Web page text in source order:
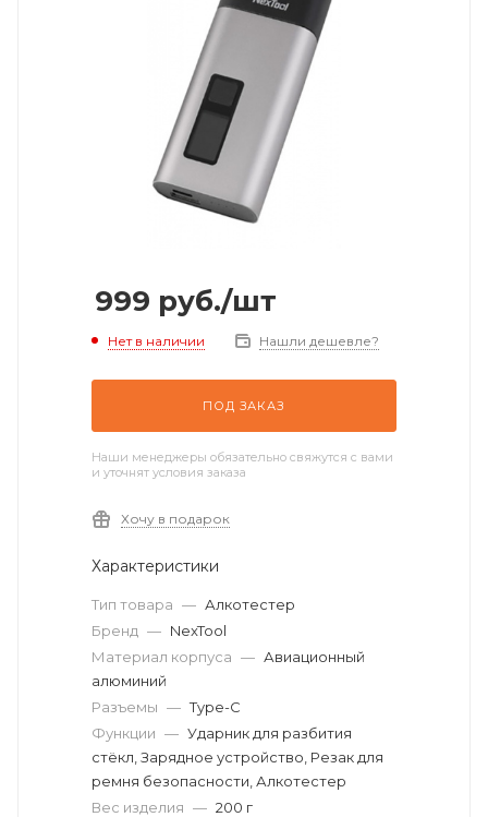
999 руб./шт
Нет в наличии Нашли дешевле?
ПОД ЗАКАЗ
Наши менеджеры обязательно свяжутся с вами
и уточнят условия заказа
Хочу в подарок
Характеристики
Тип товара — Алкотестер
Бренд — NexTool
Материал корпуса — Авиационный
алюминий
Разъемы — Type-C
Функции — Ударник для разбития
стёкл, Зарядное устройство, Резак для
ремня безопасности, Алкотестер
Вес изделия — 200 г